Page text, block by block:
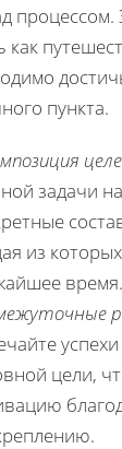
как
пункта.
задачи
из
время.
цели,